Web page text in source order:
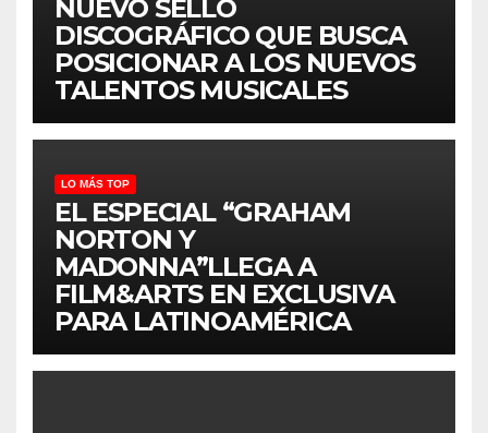
NUEVO SELLO
DISCOGRÁFICO QUE BUSCA
POSICIONAR A LOS NUEVOS
TALENTOS MUSICALES
LO MÁS TOP
EL ESPECIAL “GRAHAM
NORTON Y
MADONNA”LLEGA A
FILM&ARTS EN EXCLUSIVA
PARA LATINOAMÉRICA